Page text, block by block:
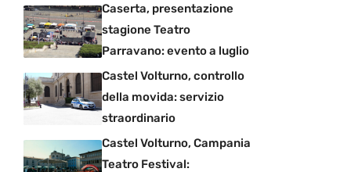
Caserta, presentazione
stagione Teatro
Parravano: evento a luglio
Castel Volturno, controllo
della movida: servizio
straordinario
Castel Volturno, Campania
Teatro Festival: